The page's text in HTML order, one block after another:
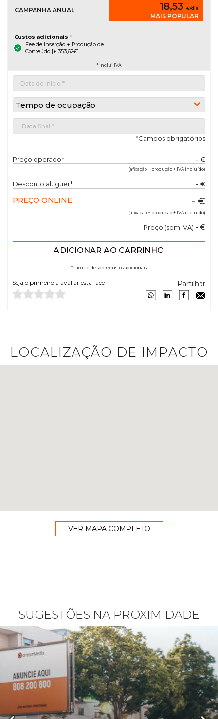
CAMPANHA ANUAL 18,53 €/dia
MAIS POPULAR
Custos adicionais *
Fee de Inserção + Produção de
Conteúdo [+ 353,62€]
* Inclui IVA
Tempo de ocupação
*Campos obrigatórios
Preço operador - €
(afixação + produção + IVA incluído)
Desconto aluguer* - €
PREÇO ONLINE - €
(afixação + produção + IVA incluído)
Preço (sem IVA) - €
*não incide sobre custos adicionais
Seja o primeiro a avaliar esta face Partilhar
LOCALIZAÇÃO DE IMPACTO
VER MAPA COMPLETO
SUGESTÕES NA PROXIMIDADE